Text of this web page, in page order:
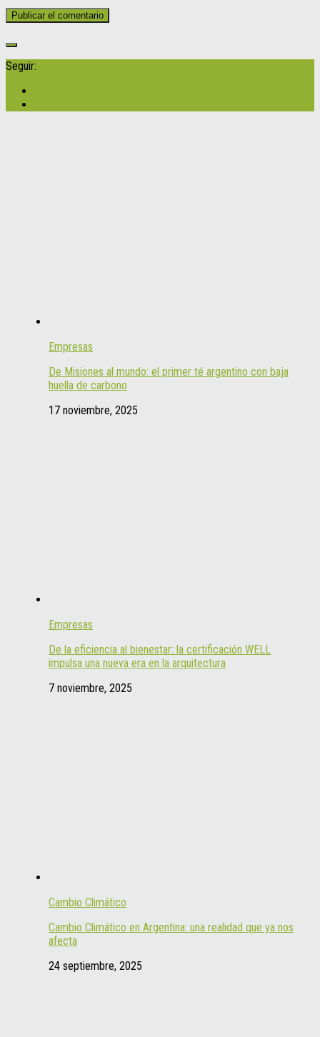
Seguir:
Empresas
De Misiones al mundo: el primer té argentino con baja
huella de carbono
17 noviembre, 2025
Empresas
De la eficiencia al bienestar: la certificación WELL
impulsa una nueva era en la arquitectura
7 noviembre, 2025
Cambio Climático
Cambio Climático en Argentina: una realidad que ya nos
afecta
24 septiembre, 2025